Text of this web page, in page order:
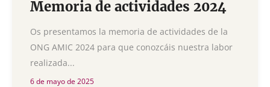
Memoria de actividades 2024
Os presentamos la memoria de actividades de la
ONG AMIC 2024 para que conozcáis nuestra labor
realizada...
6 de mayo de 2025